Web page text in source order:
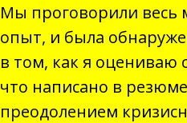
Мы проговорили весь
опыт, и была
в том, как я оцениваю
что написано в
преодолением